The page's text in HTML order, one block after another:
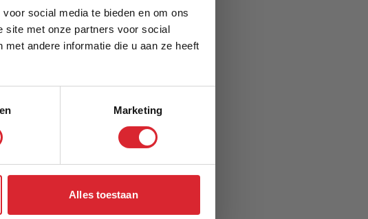
social media te bieden en om ons
site met onze partners voor social
andere informatie die u aan ze heeft
Marketing
Alles toestaan